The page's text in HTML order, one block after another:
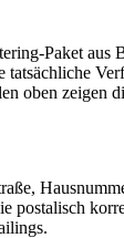
-Paket aus
tatsächliche
oben zeigen
postalisch